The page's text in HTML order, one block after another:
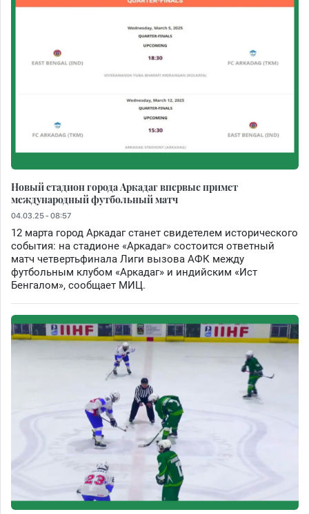
Новый стадион города Аркадаг впервые примет
международный футбольный матч
04.03.25 - 08:57
12 марта город Аркадаг станет свидетелем исторического
события: на стадионе «Аркадаг» состоится ответный
матч четвертьфинала Лиги вызова АФК между
футбольным клубом «Аркадаг» и индийским «Ист
Бенгалом», сообщает МИЦ.